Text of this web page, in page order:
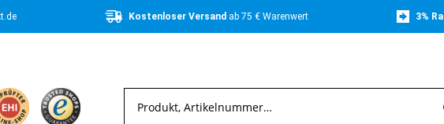
Kostenloser Versand ab 75 € Warenwert 3%